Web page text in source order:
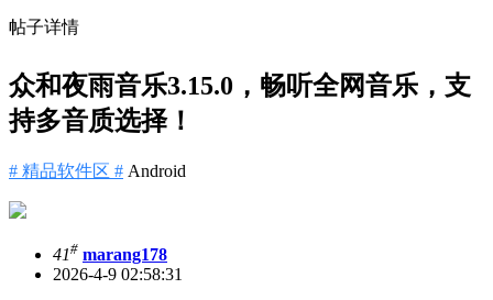
帖子详情
众和夜雨音乐3.15.0，畅听全网音乐，支
持多音质选择！
# 精品软件区 # Android
41# marang178
2026-4-9 02:58:31